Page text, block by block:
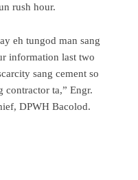
rush hour.
eh tungod man sang
information last two
sang cement so
contractor ta,” Engr.
DPWH Bacolod.